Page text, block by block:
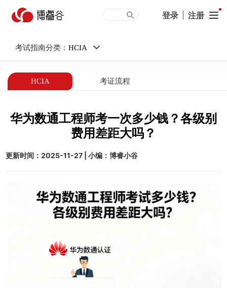
华为数通工程师考一次多少
钱？各级别费用差距大吗？
登录 注册
考试指南分类： HCIA
HCIA 考证流程
华为数通工程师考一次多少钱？各级别
费用差距大吗？
更新时间：2025-11-27 | 小编：博睿小谷